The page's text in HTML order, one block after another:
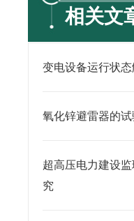
相关文
变电设备运行状
氧化锌避雷器的
超高压电力建设
究